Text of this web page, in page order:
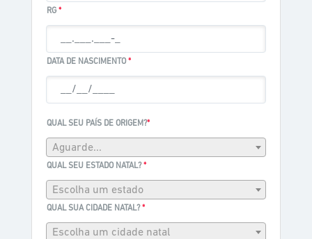
RG *
DATA DE NASCIMENTO *
QUAL SEU PAÍS DE ORIGEM?*
Aguarde...
QUAL SEU ESTADO NATAL?*
Escolha um estado
QUAL SUA CIDADE NATAL?*
Escolha um cidade natal